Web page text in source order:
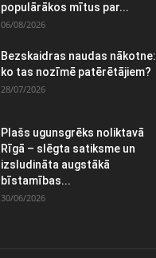
populārākos mītus par...
06/08/2026
Bezskaidras naudas nākotne:
ko tas nozīmē patērētājiem?
28/07/2026
Plašs ugunsgrēks noliktavā
Rīgā – slēgta satiksme un
izsludināta augstākā
bīstamības...
30/06/2026